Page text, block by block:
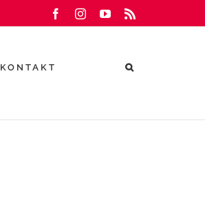
FacebookInstagramYouTube
KONTAKT